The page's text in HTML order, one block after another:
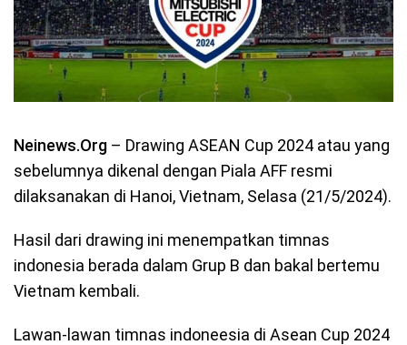
Neinews.Org – Drawing ASEAN Cup 2024 atau yang
sebelumnya dikenal dengan Piala AFF resmi
dilaksanakan di Hanoi, Vietnam, Selasa (21/5/2024).
Hasil dari drawing ini menempatkan timnas
indonesia berada dalam Grup B dan bakal bertemu
Vietnam kembali.
Lawan-lawan timnas indoneesia di Asean Cup 2024